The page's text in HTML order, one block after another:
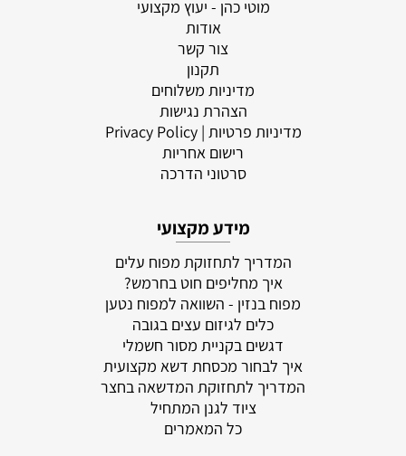
מוטי כהן - יעוץ מקצועי
אודות
צור קשר
תקנון
מדיניות משלוחים
הצהרת נגישות
מדיניות פרטיות | Privacy Policy
רישום אחריות
סרטוני הדרכה
מידע מקצועי
המדריך לתחזוקת מפוח עלים
איך מחליפים חוט בחרמש?
מפוח בנזין - השוואה למפוח נטען
כלים לגיזום עצים בגובה
דגשים בקניית מסור חשמלי
איך לבחור מכסחת דשא מקצועית
המדריך לתחזוקת המדשאה בחצר
ציוד לגנן המתחיל
כל המאמרים